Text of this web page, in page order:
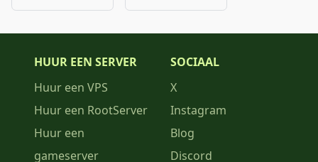
HUUR EEN SERVER
Huur een VPS
Huur een RootServer
Huur een
gameserver
SOCIAAL
X
Instagram
Blog
Discord